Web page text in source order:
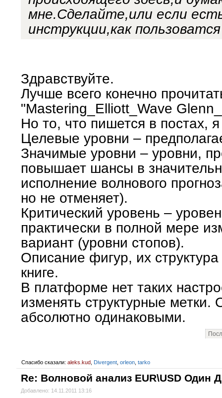
мне.Сделайте,или если
инструкции,как
Здравствуйте.
Лучше всего конечно
"Mastering_Elliott_Wave
Но то, что пишется в постах,
Целевые уровни –
Значимые уровни – уровни,
повышает шансы в
исполнение волнового
но не отменяет).
Критический уровень –
практически в полной мере
вариант (уровни стопов).
Описание фигур, их
книге.
В платформе нет таких
изменять структурные
абсолютно одинаковыми.
Спасибо сказали: aleks.kud Divergent orleon tarko
Re: Волновой анализ EUR\USD Один
Добавлено: 14.11.2011 13:16